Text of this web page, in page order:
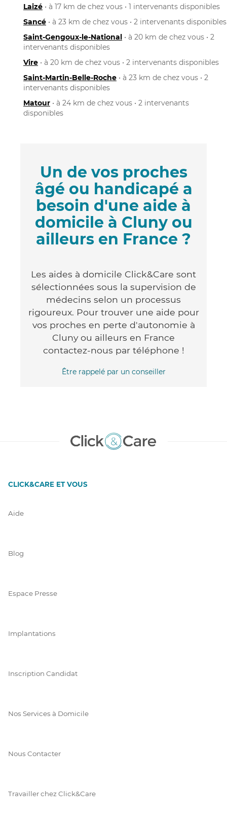
Laizé • à 17 km de chez vous • 1 intervenants disponibles
Sancé • à 23 km de chez vous • 2 intervenants disponibles
Saint-Gengoux-le-National • à 20 km de chez vous • 2
intervenants disponibles
Vire • à 20 km de chez vous • 2 intervenants disponibles
Saint-Martin-Belle-Roche • à 23 km de chez vous • 2
intervenants disponibles
Matour • à 24 km de chez vous • 2 intervenants
disponibles
Un de vos proches
âgé ou handicapé a
besoin d'une aide à
domicile à Cluny ou
ailleurs en France ?
Les aides à domicile Click&Care sont
sélectionnées sous la supervision de
médecins selon un processus
rigoureux. Pour trouver une aide pour
vos proches en perte d'autonomie à
Cluny ou ailleurs en France
contactez-nous par téléphone !
Être rappelé par un conseiller
CLICK&CARE ET VOUS
Aide
Blog
Espace Presse
Implantations
Inscription Candidat
Nos Services à Domicile
Nous Contacter
Travailler chez Click&Care